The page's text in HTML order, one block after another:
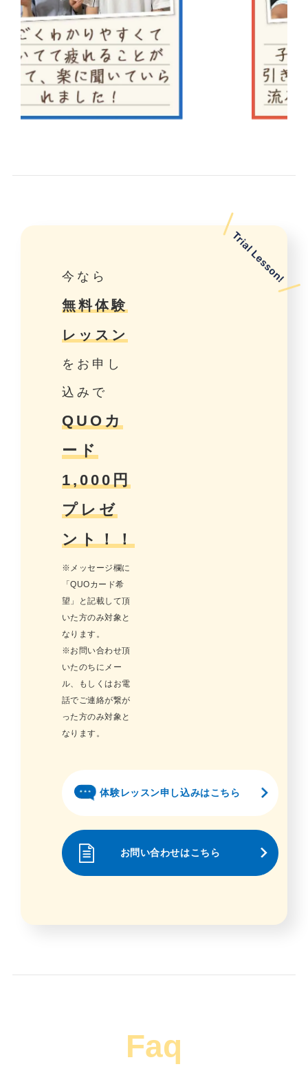
今なら
無料体験
レッスン
をお申し
込みで
QUOカ
ード
1,000円
プレゼ
ント！！
※メッセージ欄に
「QUOカード希
望」と記載して頂
いた方のみ対象と
なります。
※お問い合わせ頂
いたのちにメー
ル、もしくはお電
話でご連絡が繋が
った方のみ対象と
なります。
体験レッスン申し込みはこちら
お問い合わせはこちら
Faq